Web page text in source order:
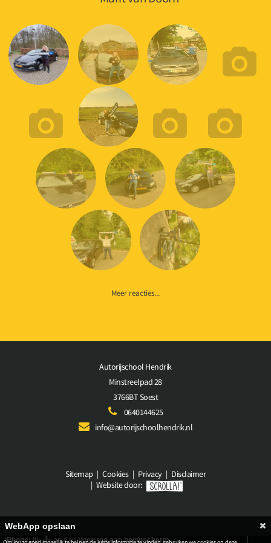
Meer reacties...
Autorijschool Hendrik
Minstreelpad 28
3766BT Soest
0640144625
info@autorijschoolhendrik.nl
Sitemap | Cookies | Privacy | Disclaimer
| Website door:
WebApp opslaan
iPhone:tik en danVoeg toe aan beginscherm.